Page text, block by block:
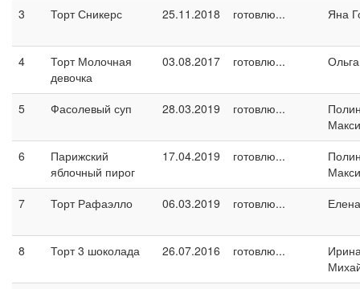
3 Торт Сникерс 25.11.2018 готовлю... Яна
4
Торт Молочная
девочка
03.08.2017 готовлю...
5 Фасолевый суп 28.03.2019 готовлю...
6
Парижский
яблочный пирог
17.04.2019 готовлю...
7
Торт Рафаэлло 06.03.2019 готовлю... Елена
8 Торт 3 шоколада 26.07.2016 готовлю...